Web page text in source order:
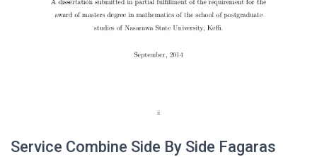
Service Combine Side By Side Fagaras